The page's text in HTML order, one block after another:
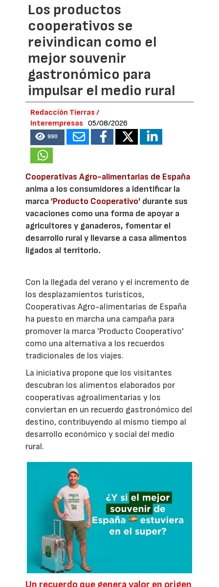
Los productos
cooperativos se
reivindican como el
mejor souvenir
gastronómico para
impulsar el medio rural
Redacción Tierras /
Interempresas
05/08/2026
990
Cooperativas Agro-alimentarias de España
anima a los consumidores a identificar la
marca 'Producto Cooperativo' durante sus
vacaciones como una forma de apoyar a
agricultores y ganaderos, fomentar el
desarrollo rural y llevarse a casa alimentos
ligados al territorio.
Con la llegada del verano y el incremento de
los desplazamientos turísticos,
Cooperativas Agro-alimentarias de España
ha puesto en marcha una campaña para
promover la marca 'Producto Cooperativo'
como una alternativa a los recuerdos
tradicionales de los viajes.
La iniciativa propone que los visitantes
descubran los alimentos elaborados por
cooperativas agroalimentarias y los
conviertan en un recuerdo gastronómico del
destino, contribuyendo al mismo tiempo al
desarrollo económico y social del medio
rural.
Un recuerdo que genera valor en origen